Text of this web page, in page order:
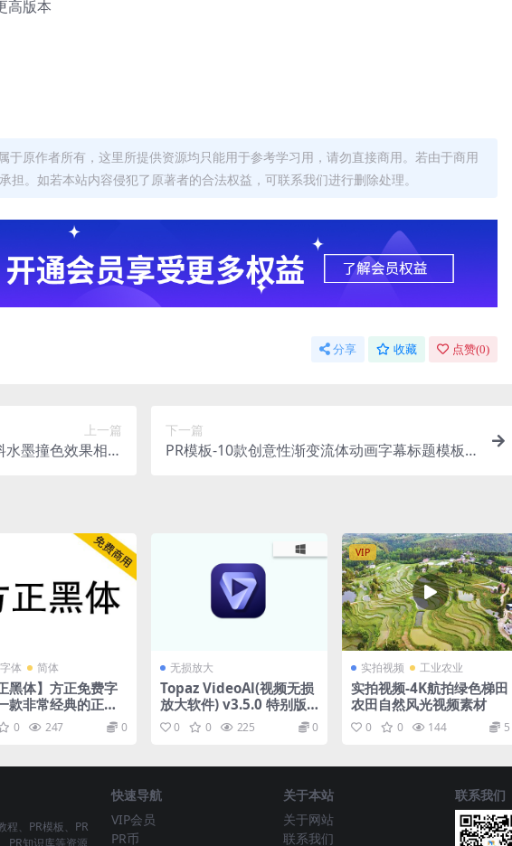
高版本
于原作者所有，这里所提供资源均只能用于参考学习用，请勿直接商用。若由于商用
担。如若本站内容侵犯了原著者的合法权益，可联系我们进行删除处理。
分享 收藏 点赞(0)
上一篇
墨撞色效果相册
下一篇
PR模板-10款创意性渐变流体动画字幕标题模板C
体 简体
黑体】方正免费字
款非常经典的正文
0 247 0
无损放大
Topaz VideoAl(视频无损
放大软件) v3.5.0 特别版
+便携版
0 0 225 0
VIP
实拍视频 工业农业
实拍视频-4K航拍绿色梯田
农田自然风光视频素材
0 0 144 5
、PR模板、PR
快速导航
VIP会员
PR币
关于本站
关于网站
联系我们
联系我们